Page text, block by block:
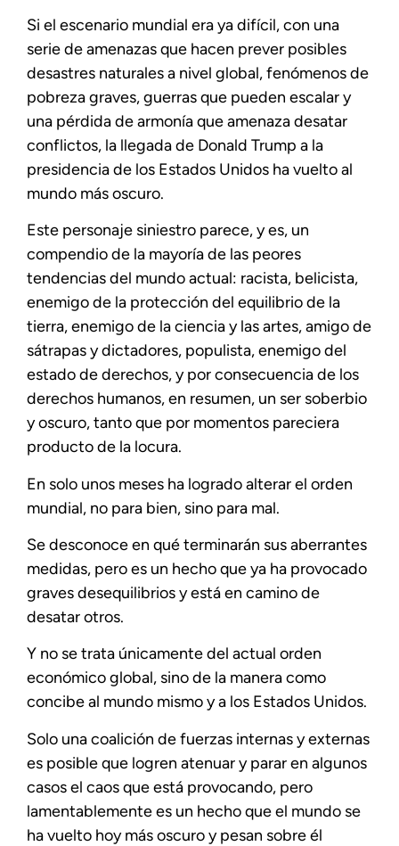
Si el escenario mundial era ya difícil, con una
serie de amenazas que hacen prever posibles
desastres naturales a nivel global, fenómenos de
pobreza graves, guerras que pueden escalar y
una pérdida de armonía que amenaza desatar
conflictos, la llegada de Donald Trump a la
presidencia de los Estados Unidos ha vuelto al
mundo más oscuro.
Este personaje siniestro parece, y es, un
compendio de la mayoría de las peores
tendencias del mundo actual: racista, belicista,
enemigo de la protección del equilibrio de la
tierra, enemigo de la ciencia y las artes, amigo de
sátrapas y dictadores, populista, enemigo del
estado de derechos, y por consecuencia de los
derechos humanos, en resumen, un ser soberbio
y oscuro, tanto que por momentos pareciera
producto de la locura.
En solo unos meses ha logrado alterar el orden
mundial, no para bien, sino para mal.
Se desconoce en qué terminarán sus aberrantes
medidas, pero es un hecho que ya ha provocado
graves desequilibrios y está en camino de
desatar otros.
Y no se trata únicamente del actual orden
económico global, sino de la manera como
concibe al mundo mismo y a los Estados Unidos.
Solo una coalición de fuerzas internas y externas
es posible que logren atenuar y parar en algunos
casos el caos que está provocando, pero
lamentablemente es un hecho que el mundo se
ha vuelto hoy más oscuro y pesan sobre él